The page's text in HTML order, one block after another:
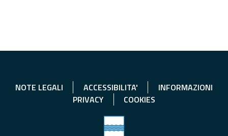
NOTE LEGALI ACCESSIBILITA'
INFORMAZIONI
PRIVACY
COOKIES